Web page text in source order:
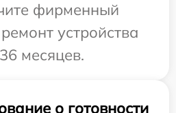
фирменный
устройства
месяцев.
о готовности